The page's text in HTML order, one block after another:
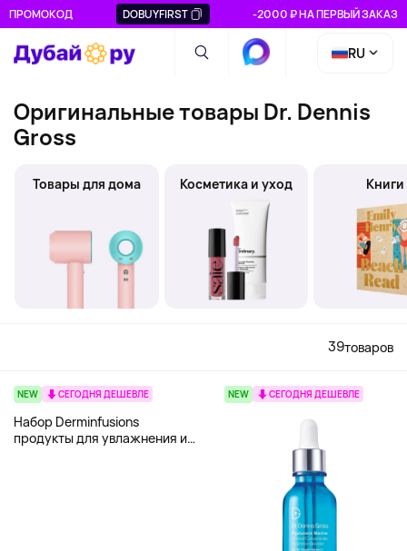
ПРОМОКОД DOBUYFIRST -2000 ₽ НА ПЕРВЫЙ ЗАКАЗ
RU
Оригинальные товары Dr. Dennis
Gross
Товары для дома Косметика и уход Книги
39товаров
NEW СЕГОДНЯ ДЕШЕВЛЕ
Набор Derminfusions
продукты для увлажнения и
NEW СЕГОДНЯ ДЕШЕВЛЕ